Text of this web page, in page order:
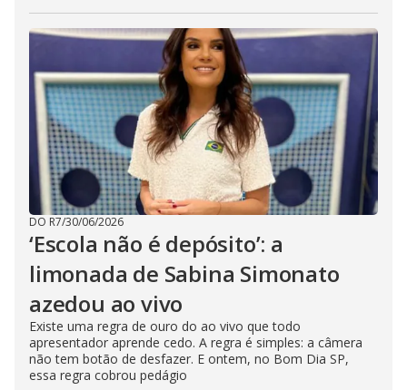
DO R7/30/06/2026
‘Escola não é depósito’: a
limonada de Sabina Simonato
azedou ao vivo
Existe uma regra de ouro do ao vivo que todo
apresentador aprende cedo. A regra é simples: a câmera
não tem botão de desfazer. E ontem, no Bom Dia SP,
essa regra cobrou pedágio